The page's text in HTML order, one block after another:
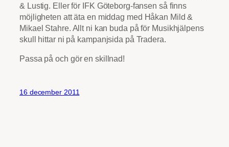
& Lustig. Eller för IFK Göteborg-fansen så finns
möjligheten att äta en middag med Håkan Mild &
Mikael Stahre. Allt ni kan buda på för Musikhjälpens
skull hittar ni på kampanjsida på Tradera.
Passa på och gör en skillnad!
16 december 2011